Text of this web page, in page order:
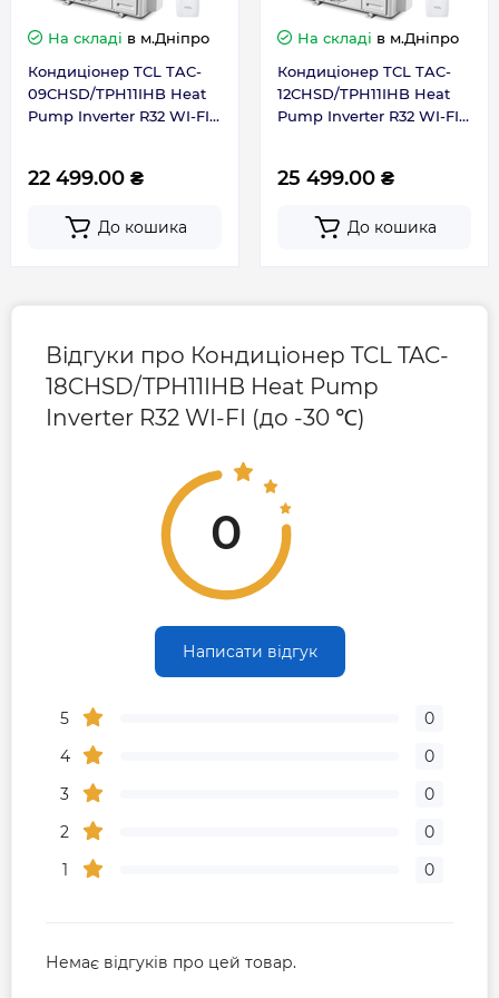
Самоочищення
та високотемпературної стерилізації. Процес
проходить в чотири етапи: обмерзання,
стерилізація.
та сили струму, що успішно вирішує проблему
живленні та електропостачанні.
За допомогою режиму генератора можна
обмежити енергоспоживання відповідно до
номінальної сили струму у діапазоні трьох рівнів.
Режим підтримки теплого приміщення
Режим підтримки теплого приміщення +8°C - не
дає знизиться температурі в приміщення нижче
+8°C у період, коли ви змушені надовго виїхати з
будинку в зимовий період.
Сильне охолодження при високій температурі
режимі охолодження при температурі
навколишнього середовища 50°C.
Кондиціонер продовжить працювати безперервно
до температури навколишнього середовища 60°C.
досягати режиму заданої температури та більш
Тип компресора Інверторний
Тип кондиціонера Спліт-система
Тип фреону
Країна виготовлення Китай
Гарантія
Гарантія виробника, міс
Контакти сервісного центру +380442062929
Сервісне обслуговування
На складі в м.Дніпро
Кондиціонер TCL TAC-
09CHSD/TPH11IHB Heat
Pump Inverter R32 WI-FI
22 499.00 ₴
До кошика
На складі в м.Дніпро
Кондиціонер TCL TAC-
12CHSD/TPH11IHB Heat
Pump Inverter R32 WI-FI
25 499.00 ₴
До кошика
Відгуки про Кондиціонер TCL TAC-
18CHSD/TPH11IHB Heat Pump
Inverter R32 WI-FI (до -30 ℃)
0
Написати відгук
5
0
4
0
3
0
2
0
1
0
Немає відгуків про цей товар.